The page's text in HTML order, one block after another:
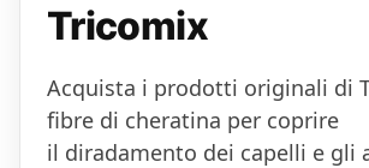
Tricomix
Acquista i prodotti originali di
fibre di cheratina per coprire
il diradamento dei capelli e gli